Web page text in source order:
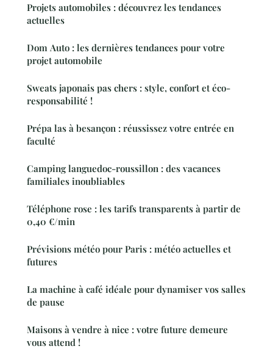
Projets automobiles : découvrez les tendances
actuelles
Dom Auto : les dernières tendances pour votre
projet automobile
Sweats japonais pas chers : style, confort et éco-
responsabilité !
Prépa las à besançon : réussissez votre entrée en
faculté
Camping languedoc-roussillon : des vacances
familiales inoubliables
Téléphone rose : les tarifs transparents à partir de
0,40 €/min
Prévisions météo pour Paris : météo actuelles et
futures
La machine à café idéale pour dynamiser vos salles
de pause
Maisons à vendre à nice : votre future demeure
vous attend !